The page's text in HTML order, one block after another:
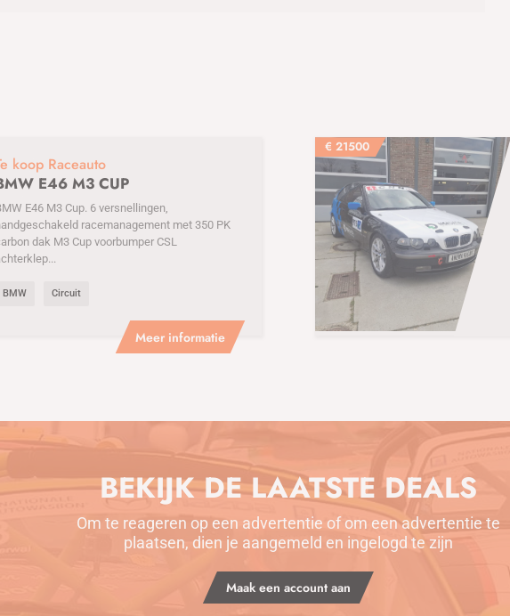
Meer informatie
koop Raceauto
E46 M3 CUP
E46 M3 Cup. 6 versnellingen,
racemanagement met 350 PK
dak M3 Cup voorbumper CSL
BMW Circuit
€ 21500
BEKIJK DE LAATSTE DEALS
Om te reageren op een advertentie of om een advertentie te
plaatsen, dien je aangemeld en ingelogd te zijn
Maak een account aan